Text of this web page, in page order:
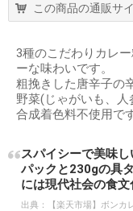
この商品の通販サ
3種のこだわりカレ
ーな味わいです。
粗挽きした唐辛子の
野菜(じゃがいも、人
合成着色料不使用で
スパイシーで美味
パックと230gの具
には現代社会の食文
出典：
【楽天市場】ボン